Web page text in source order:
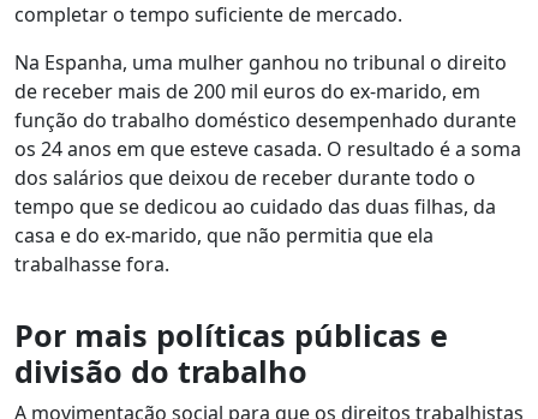
completar o tempo suficiente de mercado.
Na Espanha, uma mulher ganhou no tribunal o direito
de receber mais de 200 mil euros do ex-marido, em
função do trabalho doméstico desempenhado durante
os 24 anos em que esteve casada. O resultado é a soma
dos salários que deixou de receber durante todo o
tempo que se dedicou ao cuidado das duas filhas, da
casa e do ex-marido, que não permitia que ela
trabalhasse fora.
Por mais políticas públicas e
divisão do trabalho
A movimentação social para que os direitos trabalhistas